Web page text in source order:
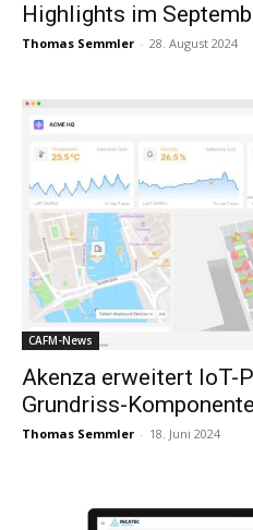
Highlights im
Thomas Semmler - 28. August 2024
CAFM-News
Akenza erweitert IoT-
Grundriss-Komponente
Thomas Semmler - 18. Juni 2024